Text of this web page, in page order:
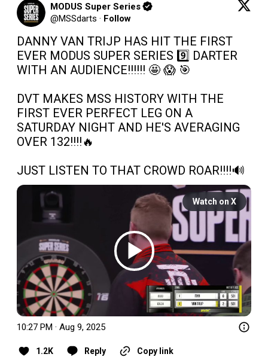
MODUS Super Series
@MSSdarts · Follow
DANNY VAN TRIJP HAS HIT THE FIRST
EVER MODUS SUPER SERIES 9️⃣ DARTER
WITH AN AUDIENCE!!!!!! 🤩 😱 🎯
DVT MAKES MSS HISTORY WITH THE
FIRST EVER PERFECT LEG ON A
SATURDAY NIGHT AND HE'S AVERAGING
OVER 132!!!!🔥
JUST LISTEN TO THAT CROWD ROAR!!!!🔊
Watch on X
10:27 PM · Aug 9, 2025
1.2K Reply Copy link